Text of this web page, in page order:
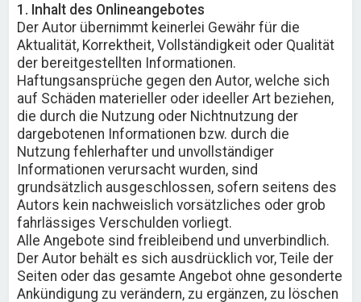
1. Inhalt des Onlineangebotes
Der Autor übernimmt keinerlei Gewähr für die
Aktualität, Korrektheit, Vollständigkeit oder Qualität
der bereitgestellten Informationen.
Haftungsansprüche gegen den Autor, welche sich
auf Schäden materieller oder ideeller Art beziehen,
die durch die Nutzung oder Nichtnutzung der
dargebotenen Informationen bzw. durch die
Nutzung fehlerhafter und unvollständiger
Informationen verursacht wurden, sind
grundsätzlich ausgeschlossen, sofern seitens des
Autors kein nachweislich vorsätzliches oder grob
fahrlässiges Verschulden vorliegt.
Alle Angebote sind freibleibend und unverbindlich.
Der Autor behält es sich ausdrücklich vor, Teile der
Seiten oder das gesamte Angebot ohne gesonderte
Ankündigung zu verändern, zu ergänzen, zu löschen